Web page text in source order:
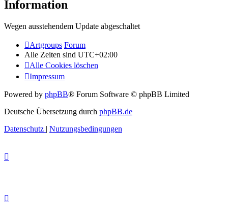
Information
Wegen ausstehendem Update abgeschaltet
Artgroups Forum
Alle Zeiten sind UTC+02:00
Alle Cookies löschen
Impressum
Powered by phpBB® Forum Software © phpBB Limited
Deutsche Übersetzung durch phpBB.de
Datenschutz | Nutzungsbedingungen